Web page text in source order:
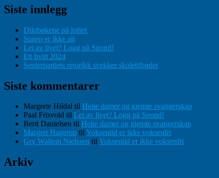
Siste innlegg
Diktbøkene på loftet
Staten er ikke alt
Lei av livet? Logg på Spond!
Ett hvitt 2024
Senterpartiets retorikk svekker skoletilbudet
Siste kommentarer
Margrete Hildal til Heite damer og gjemte svangerskap
Paal Frisvold til Lei av livet? Logg på Spond!
Berit Danielsen til Heite damer og gjemte svangerskap
Margret Hagerup til Voksentid er ikke voksenfri
Gry Wallem Nielssen til Voksentid er ikke voksenfri
Arkiv